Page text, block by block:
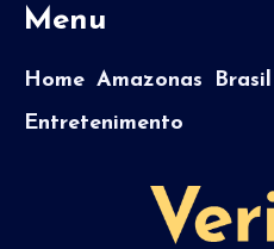
Menu
Home Amazonas Brasil
Entretenimento